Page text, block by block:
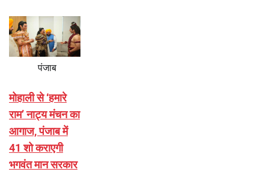
पंजाब
मोहाली से ‘हमारे
राम’ नाट्य मंचन का
आगाज, पंजाब में
41 शो कराएगी
भगवंत मान सरकार